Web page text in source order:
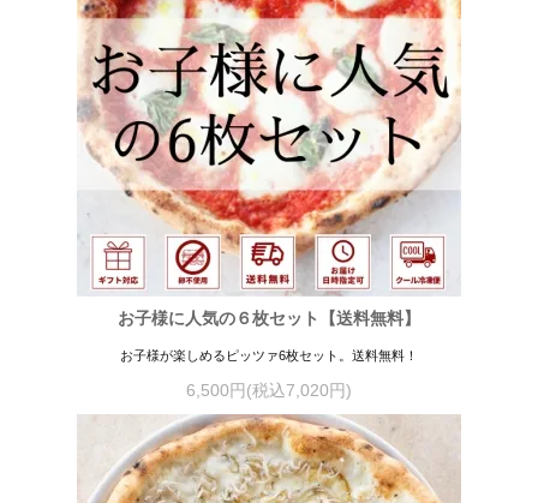
お子様に人気の６枚セット【送料無料】
お子様が楽しめるピッツァ6枚セット。送料無料！
6,500円(税込7,020円)